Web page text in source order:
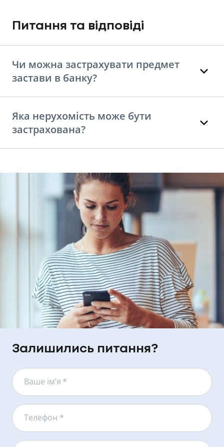
Питання та відповіді
Чи можна застрахувати предмет
застави в банку?
Яка нерухомість може бути
застрахована?
Залишились питання?
Ваше ім’я *
Телефон *